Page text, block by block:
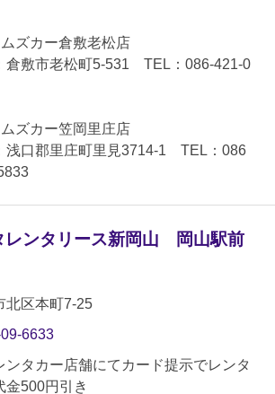
ズカー倉敷老松店
倉敷市老松町5-531 TEL：086-421-0
ズカー笠岡里庄店
浅口郡里庄町里見3714-1 TEL：086
レンタリース新岡山 岡山駅前
北区本町7-25
6633
ンタカー店舗にてカード提示でレンタ
金500円引き